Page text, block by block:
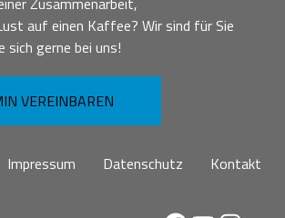
auf einen Kaffee? Wir sind für Sie
sich gerne bei uns!
VEREINBAREN
Impressum Datenschutz Kontakt